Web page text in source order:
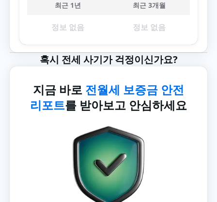
최근 1년 최근 3개월
정보 없음 정보 없음
혹시 전세 사기가 걱정이신가요?
지금 바로 전월세 보증금 안전
리포트를 받아보고 안심하세요